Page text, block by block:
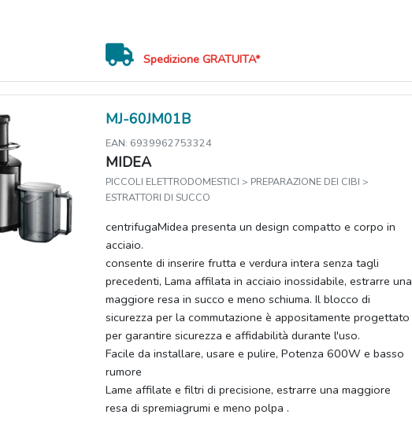
Spedizione GRATUITA*
MJ-60JM01B
EAN: 6939962753324
MIDEA
PICCOLI ELETTRODOMESTICI > PREPARAZIONE DEI CIBI >
ESTRATTORI DI SUCCO
centrifugaMidea presenta un design compatto e corpo in
acciaio.
consente di inserire frutta e verdura intera senza tagli
precedenti, Lama affilata in acciaio inossidabile, estrarre una
maggiore resa in succo e meno schiuma. Il blocco di
sicurezza per la commutazione è appositamente progettato
per garantire sicurezza e affidabilità durante l'uso.
Facile da installare, usare e pulire, Potenza 600W e basso
rumore
Lame affilate e filtri di precisione, estrarre una maggiore
resa di spremiagrumi e meno polpa .